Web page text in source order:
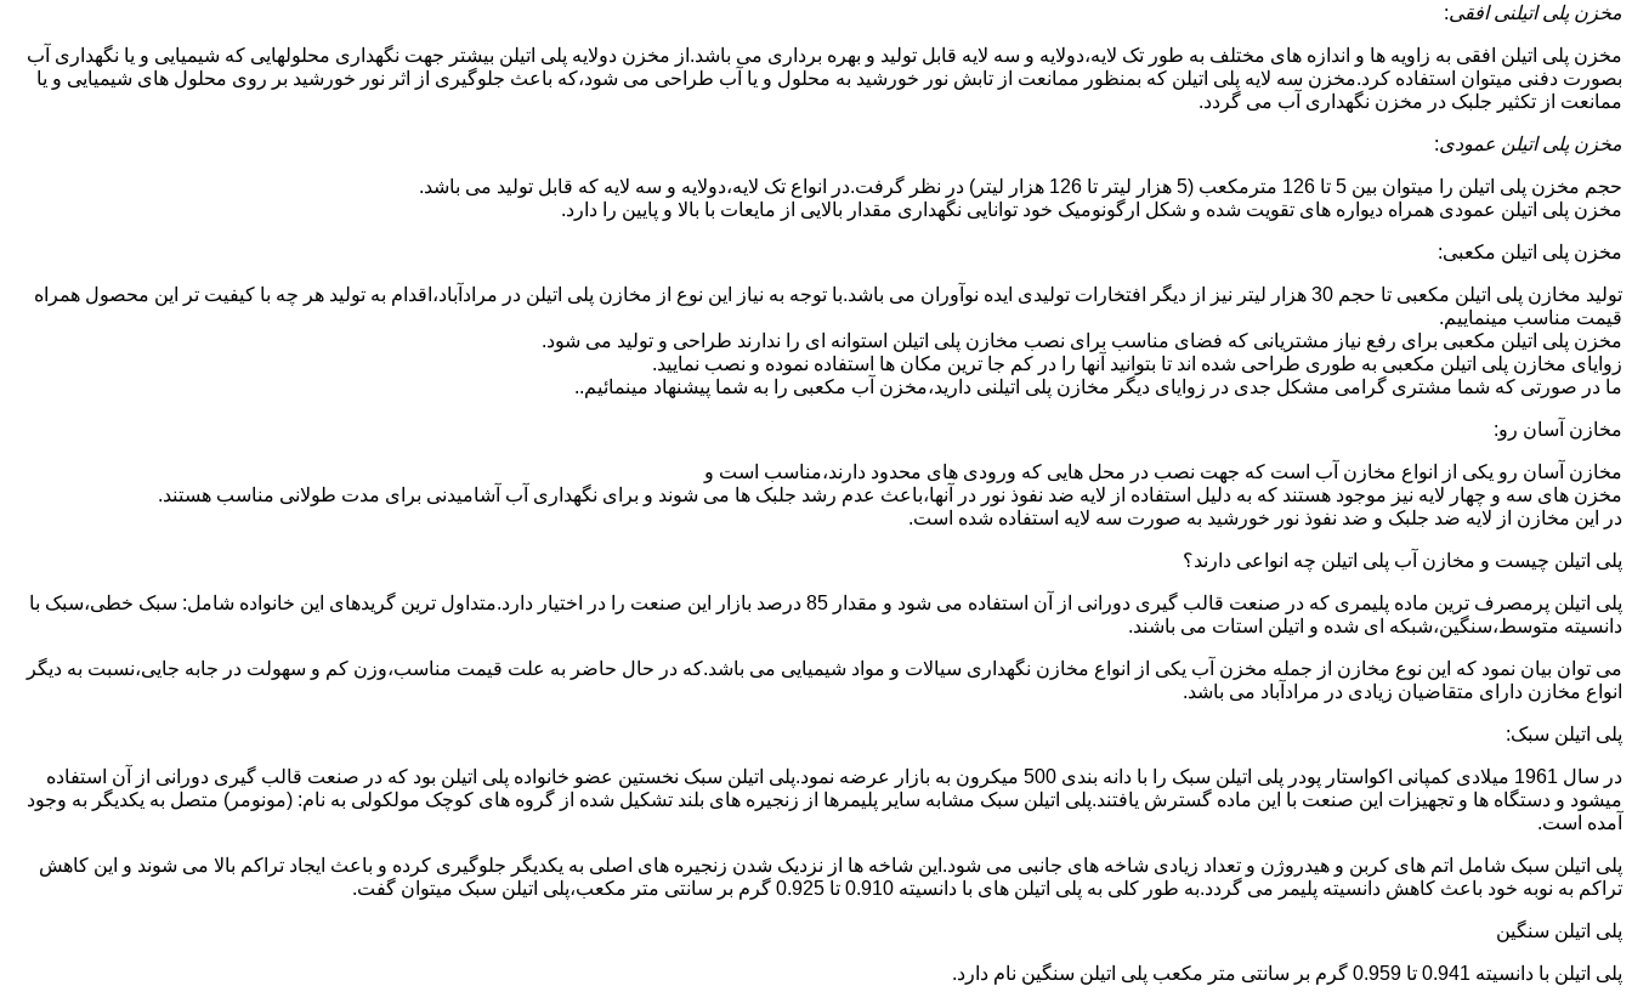
مخزن پلی اتیلنی افقی:
مخزن پلی اتیلن افقی به زاویه ها و اندازه های مختلف به طور تک لایه،دولایه و سه لایه قابل تولید و بهره برداری می باشد.از مخزن دولایه پلی اتیلن بیشتر جهت نگهداری محلولهایی که شیمیایی و یا نگهداری آب
بصورت دفنی میتوان استفاده کرد.مخزن سه لایه پلی اتیلن که بمنظور ممانعت از تابش نور خورشید به محلول و یا آب طراحی می شود،که باعث جلوگیری از اثر نور خورشید بر روی محلول های شیمیایی و یا
ممانعت از تکثیر جلبک در مخزن نگهداری آب می گردد.
مخزن پلی اتیلن عمودی:
حجم مخزن پلی اتیلن را میتوان بین 5 تا 126 مترمکعب (5 هزار لیتر تا 126 هزار لیتر) در نظر گرفت.در انواع تک لایه،دولایه و سه لایه که قابل تولید می باشد.
مخزن پلی اتیلن عمودی همراه دیواره های تقویت شده و شکل ارگونومیک خود توانایی نگهداری مقدار بالایی از مایعات با بالا و پایین را دارد.
مخزن پلی اتیلن مکعبی:
تولید مخازن پلی اتیلن مکعبی تا حجم 30 هزار لیتر نیز از دیگر افتخارات تولیدی ایده نوآوران می باشد.با توجه به نیاز این نوع از مخازن پلی اتیلن در مرادآباد،اقدام به تولید هر چه با کیفیت تر این محصول همراه
قیمت مناسب مینماییم.
مخزن پلی اتیلن مکعبی برای رفع نیاز مشتریانی که فضای مناسب برای نصب مخازن پلی اتیلن استوانه ای را ندارند طراحی و تولید می شود.
زوایای مخازن پلی اتیلن مکعبی به طوری طراحی شده اند تا بتوانید آنها را در کم جا ترین مکان ها استفاده نموده و نصب نمایید.
ما در صورتی که شما مشتری گرامی مشکل جدی در زوایای دیگر مخازن پلی اتیلنی دارید،مخزن آب مکعبی را به شما پیشنهاد مینمائیم..
مخازن آسان رو:
مخازن آسان رو یکی از انواع مخازن آب است که جهت نصب در محل هایی که ورودی های محدود دارند،مناسب است و
مخزن های سه و چهار لایه نیز موجود هستند که به دلیل استفاده از لایه ضد نفوذ نور در آنها،باعث عدم رشد جلبک ها می شوند و برای نگهداری آب آشامیدنی برای مدت طولانی مناسب هستند.
در این مخازن از لایه ضد جلبک و ضد نفوذ نور خورشید به صورت سه لایه استفاده شده است.
پلی اتیلن چیست و مخازن آب پلی اتیلن چه انواعی دارند؟
پلی اتیلن پرمصرف ترین ماده پلیمری که در صنعت قالب گیری دورانی از آن استفاده می شود و مقدار 85 درصد بازار این صنعت را در اختیار دارد.متداول ترین گریدهای این خانواده شامل: سبک خطی،سبک با
دانسیته متوسط،سنگین،شبکه ای شده و اتیلن استات می باشند.
می توان بیان نمود که این نوع مخازن از جمله مخزن آب یکی از انواع مخازن نگهداری سیالات و مواد شیمیایی می باشد.که در حال حاضر به علت قیمت مناسب،وزن کم و سهولت در جابه جایی،نسبت به دیگر
انواع مخازن دارای متقاضیان زیادی در مرادآباد می باشد.
پلی اتیلن سبک:
در سال 1961 میلادی کمپانی اکواستار پودر پلی اتیلن سبک را با دانه بندی 500 میکرون به بازار عرضه نمود.پلی اتیلن سبک نخستین عضو خانواده پلی اتیلن بود که در صنعت قالب گیری دورانی از آن استفاده
میشود و دستگاه ها و تجهیزات این صنعت با این ماده گسترش یافتند.پلی اتیلن سبک مشابه سایر پلیمرها از زنجیره های بلند تشکیل شده از گروه های کوچک مولکولی به نام: (مونومر) متصل به یکدیگر به وجود
آمده است.
پلی اتیلن سبک شامل اتم های کربن و هیدروژن و تعداد زیادی شاخه های جانبی می شود.این شاخه ها از نزدیک شدن زنجیره های اصلی به یکدیگر جلوگیری کرده و باعث ایجاد تراکم بالا می شوند و این کاهش
تراکم به نوبه خود باعث کاهش دانسیته پلیمر می گردد.به طور کلی به پلی اتیلن های با دانسیته 0.910 تا 0.925 گرم بر سانتی متر مکعب،پلی اتیلن سبک میتوان گفت.
پلی اتیلن سنگین
پلی اتیلن با دانسیته 0.941 تا 0.959 گرم بر سانتی متر مکعب پلی اتیلن سنگین نام دارد.